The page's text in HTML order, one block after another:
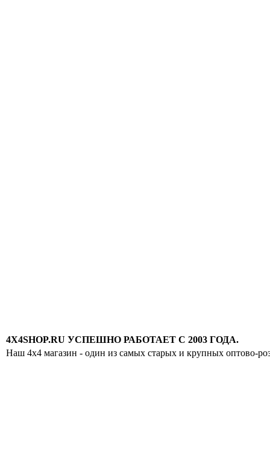
4X4SHOP.RU УСПЕШНО РАБОТАЕТ С 2003 ГОДА.
Наш 4x4 магазин - один из самых старых и крупных оптово-